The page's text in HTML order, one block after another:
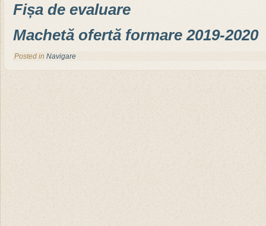
Fișa de evaluare
Machetă ofertă formare 2019-2020
Posted in Navigare